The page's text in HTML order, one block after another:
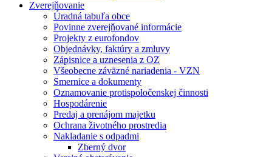
Zverejňovanie
Úradná tabuľa obce
Povinne zverejňované informácie
Projekty z eurofondov
Objednávky, faktúry a zmluvy
Zápisnice a uznesenia z OZ
Všeobecne záväzné nariadenia - VZN
Smernice a dokumenty
Oznamovanie protispoločenskej činnosti
Hospodárenie
Predaj a prenájom majetku
Ochrana životného prostredia
Nakladanie s odpadmi
Zberný dvor